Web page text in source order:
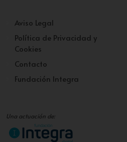
Aviso Legal
Política de Privacidad y
Cookies
Contacto
Fundación Integra
Una actuación de: